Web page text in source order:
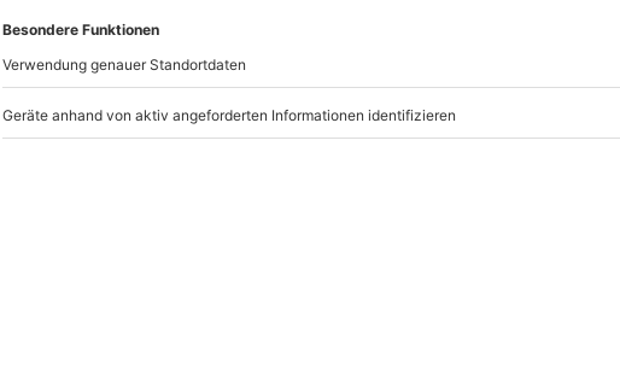
stehen in dieser Geschenkbox zur